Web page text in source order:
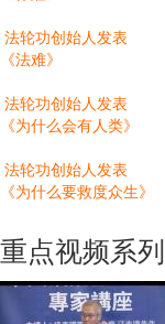
法轮功创始人发表
《法难》
法轮功创始人发表
《为什么会有人类》
法轮功创始人发表
《为什么要救度众生》
重点视频系列